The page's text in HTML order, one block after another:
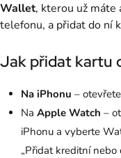
Wallet, kterou už máte
telefonu, a přidat do ní
Jak přidat kartu
Na iPhonu –
Na Apple Watch –
iPhonu a vyberte
„Přidat kreditní nebo